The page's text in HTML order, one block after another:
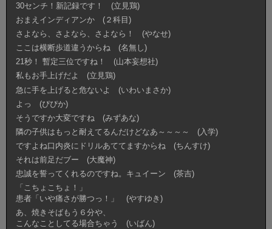
30センチ！新記録です！ (立見鶏)
おまえインディアンか (２科目)
さよなら、さよなら、さよなら！ (やなせ)
ここは横断歩道違うからね (名無し)
21秒！ 暫定三位ですね！ (山本妄想社)
私もお手上げだよ (立見鶏)
急に手を上げると危ないよ (いわいまさか)
よっ (ぴぴか)
そうですか大変ですね (みずあな)
隣の子供はもっと耐えてるんだけどなあ～～～～ (入学)
ですよね口内炎にドリルあててますからね (ちんすけ)
それは前足だブー (大魔神)
忠誠を誓ってくれるのですね。キュイーン (茶吉)
「こちょこちょ！」
患者「いや痛さが勝つっ！」 (やすゆき)
あ、焼きそばもう６分や、
こんなことしてる場合ちゃう (いばん)